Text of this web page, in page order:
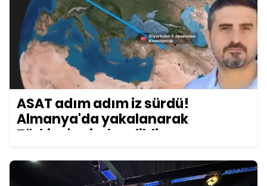
ASAT adım adım iz sürdü!
Almanya'da yakalanarak
Türkiye'ye iade edildi